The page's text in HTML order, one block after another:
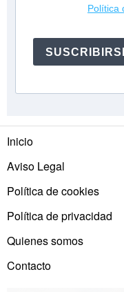
Política
Inicio
Aviso Legal
Política de cookies
Política de privacidad
Quienes somos
Contacto